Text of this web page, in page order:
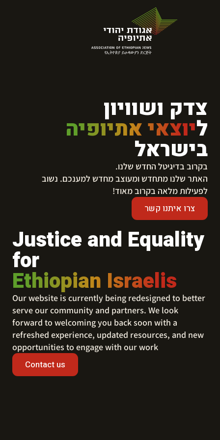
צדק ושוויון
ליוצאי אתיופיה
בישראל
בקרוב בדיגיטל החדש שלנו.
​האתר שלנו מתחדש ומעוצב מחדש למענכם. נשוב
לפעילות מלאה בקרוב מאוד!
צרו איתנו קשר
Justice and Equality
for
Ethiopian Israelis
Our website is currently being redesigned to better
serve our community and partners. We look
forward to welcoming you back soon with a
refreshed experience, updated resources, and new
opportunities to engage with our work
Contact us